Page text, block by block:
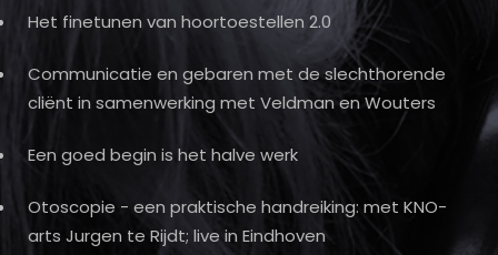
Het finetunen van hoortoestellen 2.0
Communicatie en gebaren met de slechthorende
cliënt in samenwerking met Veldman en Wouters
Een goed begin is het halve werk
Otoscopie - een praktische handreiking: met KNO-
arts Jurgen te Rijdt; live in Eindhoven